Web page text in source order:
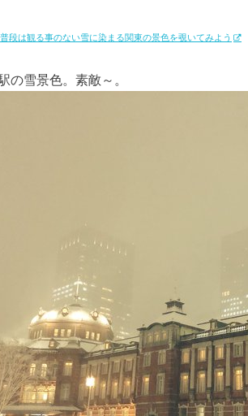
段は観る事のない雪に染まる関東の景色を覗いてみよう
の雪景色。素敵～。